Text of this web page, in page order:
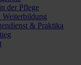
der Pflege
Weiterbildung
& Praktika